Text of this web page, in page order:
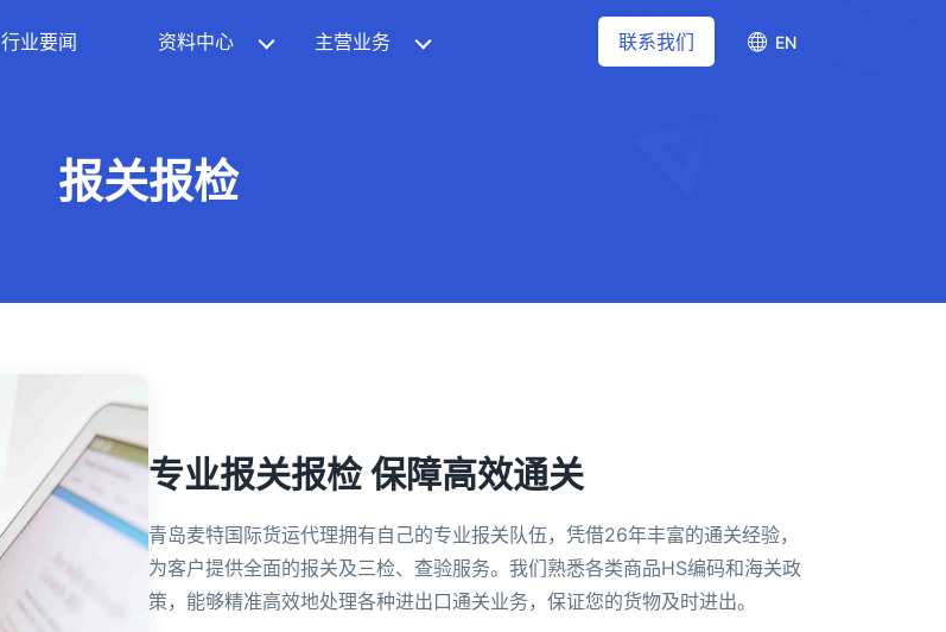
行业要闻 资料中心 主营业务 联系我们 EN
报关报检
专业报关报检 保障高效通关
青岛麦特国际货运代理拥有自己的专业报关队伍，凭借26年丰富的通关经验，
为客户提供全面的报关及三检、查验服务。我们熟悉各类商品HS编码和海关政
策，能够精准高效地处理各种进出口通关业务，保证您的货物及时进出。